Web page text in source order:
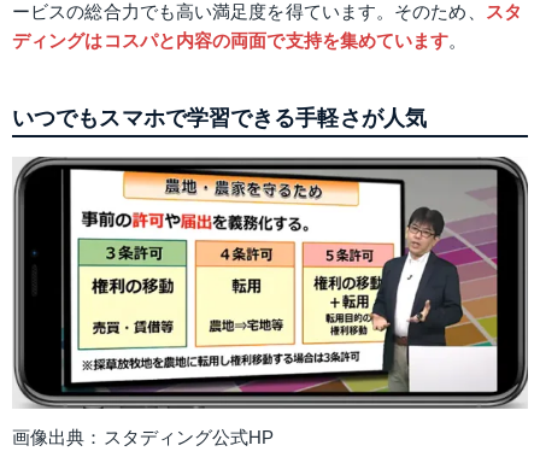
ービスの総合力でも高い満足度を得ています。そのため、
スタ
ディングはコスパと内容の両面で支持を集めています。
いつでもスマホで学習できる手軽さが人気
画像出典：スタディング公式HP